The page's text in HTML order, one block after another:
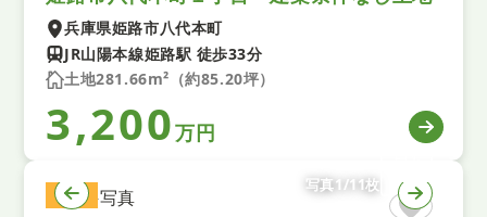
兵庫県姫路市八代本町
JR山陽本線姫路駅 徒歩33分
土地281.66m²（約85.20坪）
3,200万円
土地
写真1/11枚